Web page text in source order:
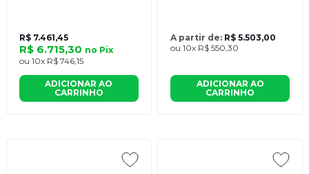
R$ 7.461,45
R$ 6.715,30 no Pix
ou 10x R$ 746,15
ADICIONAR AO
CARRINHO
A partir de: R$ 5.503,00
ou 10x R$ 550,30
ADICIONAR AO
CARRINHO